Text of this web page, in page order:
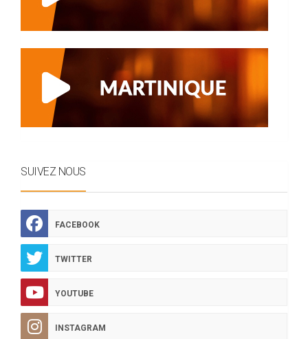
SUIVEZ NOUS
FACEBOOK
TWITTER
YOUTUBE
INSTAGRAM